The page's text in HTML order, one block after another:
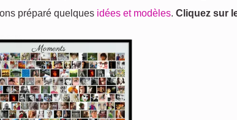
préparé quelques idées et modèles. Cliquez sur